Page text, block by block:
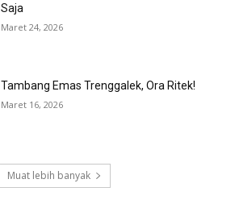
Saja
Maret 24, 2026
Tambang Emas Trenggalek, Ora Ritek!
Maret 16, 2026
Muat lebih banyak